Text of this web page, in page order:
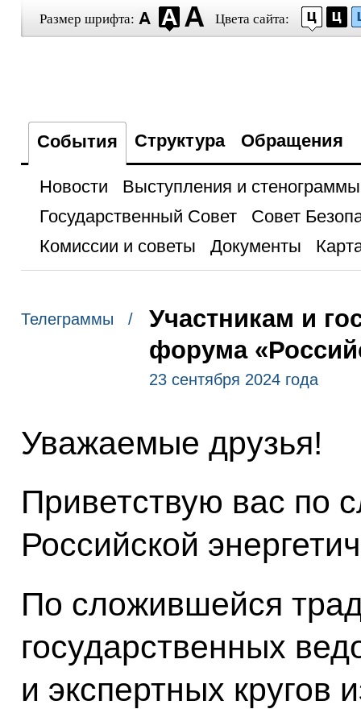
Размер шрифта: Цвета сайта:
События Структура Обращения
Новости
Выступления и стенограммы
Государственный Совет
Совет
Комиссии и советы
Документы
Телеграммы /
Участникам и
форума
23 сентября 2024 года
Уважаемые друзья!
Приветствую вас по
Российской
По сложившейся
государственных
и экспертных кругов